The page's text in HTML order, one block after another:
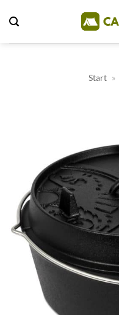
Inhalt
springen
Start »